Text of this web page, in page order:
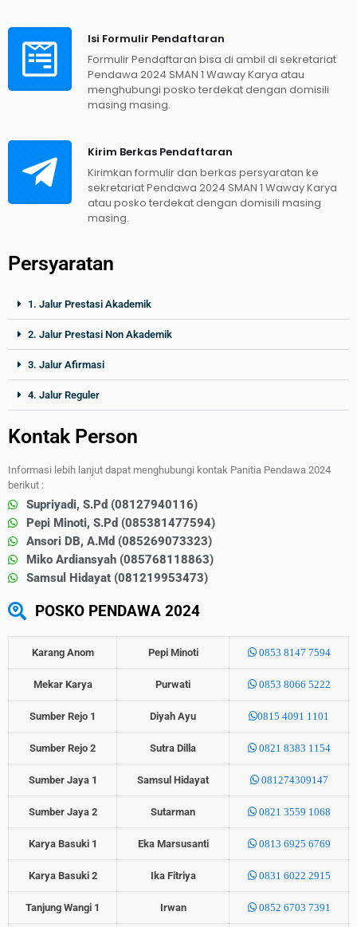
Isi Formulir Pendaftaran
Formulir Pendaftaran bisa di ambil di sekretariat
Pendawa 2024 SMAN 1 Waway Karya atau
menghubungi posko terdekat dengan domisili
masing masing.
Kirim Berkas Pendaftaran
Kirimkan formulir dan berkas persyaratan ke
sekretariat Pendawa 2024 SMAN 1 Waway Karya
atau posko terdekat dengan domisili masing
masing.
Persyaratan
1. Jalur Prestasi Akademik
2. Jalur Prestasi Non Akademik
3. Jalur Afirmasi
4. Jalur Reguler
Kontak Person
Informasi lebih lanjut dapat menghubungi kontak Panitia Pendawa 2024
berikut :
Supriyadi, S.Pd (08127940116)
Pepi Minoti, S.Pd (085381477594)
Ansori DB, A.Md (085269073323)
Miko Ardiansyah (085768118863)
Samsul Hidayat (081219953473)
POSKO PENDAWA 2024
Karang Anom Pepi Minoti 0853 8147 7594
Mekar Karya Purwati 0853 8066 5222
Sumber Rejo 1 Diyah Ayu 0815 4091 1101
Sumber Rejo 2 Sutra Dilla 0821 8383 1154
Sumber Jaya 1 Samsul Hidayat 081274309147
Sumber Jaya 2 Sutarman 0821 3559 1068
Karya Basuki 1 Eka Marsusanti 0813 6925 6769
Karya Basuki 2 Ika Fitriya 0831 6022 2915
Tanjung Wangi 1 Irwan 0852 6703 7391